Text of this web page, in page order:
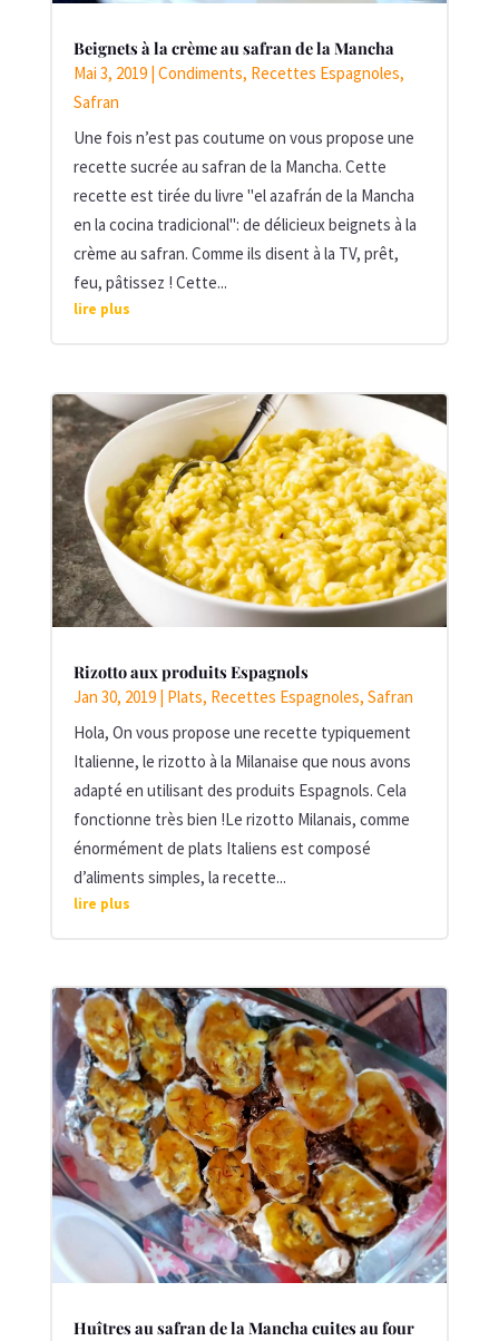
Beignets à la crème au safran de la Mancha
Mai 3, 2019| Condiments, Recettes Espagnoles,
Safran
Une fois n’est pas coutume on vous propose une
recette sucrée au safran de la Mancha. Cette
recette est tirée du livre "el azafrán de la Mancha
en la cocina tradicional": de délicieux beignets à la
crème au safran. Comme ils disent à la TV, prêt,
feu, pâtissez ! Cette...
lire plus
Rizotto aux produits Espagnols
Jan 30, 2019| Plats, Recettes Espagnoles, Safran
Hola, On vous propose une recette typiquement
Italienne, le rizotto à la Milanaise que nous avons
adapté en utilisant des produits Espagnols. Cela
fonctionne très bien !Le rizotto Milanais, comme
énormément de plats Italiens est composé
d’aliments simples, la recette...
lire plus
Huîtres au safran de la Mancha cuites au four